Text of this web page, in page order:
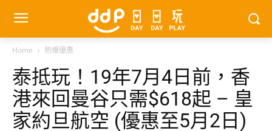
Home 熱爆優惠
泰抵玩！19年7月4日前，香
港來回曼谷只需$618起 – 皇
家約旦航空 (優惠至5月2日)